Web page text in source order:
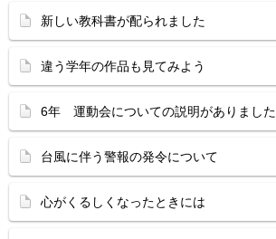
新しい教科書が配られました
違う学年の作品も見てみよう
6年 運動会についての説明がありました
台風に伴う警報の発令について
心がくるしくなったときには